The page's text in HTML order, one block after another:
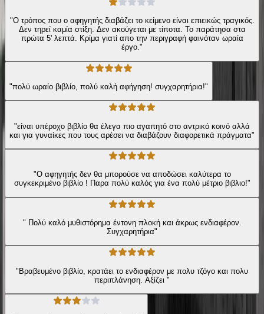
"Ο τρόπος που ο αφηγητής διαβάζει το κείμενο είναι επιεικώς τραγικός.
Δεν τηρεί καμία στίξη. Δεν ακούγεται με τίποτα. Το παράτησα στα
πρώτα 5' λεπτά. Κρίμα γιατί απο την περιγραφή φαινόταν ωραία
έργο."
"πολύ ωραίο βιβλίο, πολύ καλή αφήγηση! συγχαρητήρια!"
"είναι υπέροχο βιβλίο θα έλεγα πιο αγαπητό στο αντρικό κοινό αλλά
και για γυναίκες που τους αρέσει να διαβάζουν διαφορετικά πράγματα"
"Ο αφηγητής δεν θα μπορούσε να αποδώσει καλύτερα το
συγκεκριμένο βιβλίο ! Παρα πολύ καλός για ένα πολύ μέτριο βιβλιο!"
" Πολύ καλό μυθιστόρημα έντονη πλοκή και άκρως ενδιαφέρον.
Συγχαρητήρια"
"Βραβευμένο βιβλίο, κρατάει το ενδιαφέρον με πολυ τζόγο και πολυ
περιπλάνηση. Αξίζει "